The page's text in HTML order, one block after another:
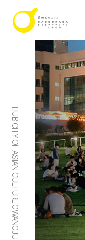
HUB CITY OF ASIAN CULTURE GWANGJU